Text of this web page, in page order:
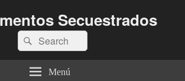
Secuestrados
Buscar
por:
Buscar
Menú